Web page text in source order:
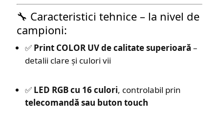
🔧 Caracteristici tehnice – la nivel de
campioni:
✅ Print COLOR UV de calitate superioară –
detalii clare și culori vii
✅ LED RGB cu 16 culori, controlabil prin
telecomandă sau buton touch